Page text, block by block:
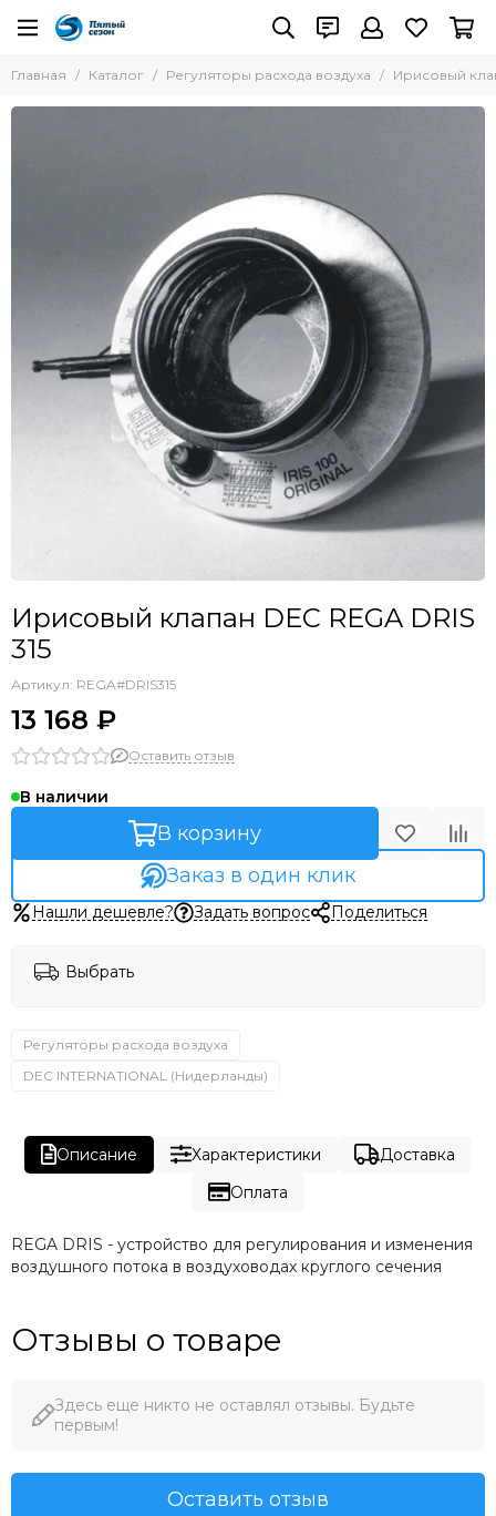
Главная Каталог Регуляторы расхода воздуха Ирисовый
Ирисовый клапан DEC REGA DRIS
315
Артикул: REGA#DRIS315
13 168 ₽
Оставить отзыв
В наличии
В корзину
Заказ в один клик
Нашли дешевле? Задать вопрос Поделиться
Выбрать
Регуляторы расхода воздуха
DEC INTERNATIONAL (Нидерланды)
Описание Характеристики
Доставка
Оплата
REGA DRIS - устройство для регулирования и изменения
воздушного потока в воздуховодах круглого сечения
Отзывы о товаре
Здесь еще никто не оставлял отзывы. Будьте
первым!
Оставить отзыв